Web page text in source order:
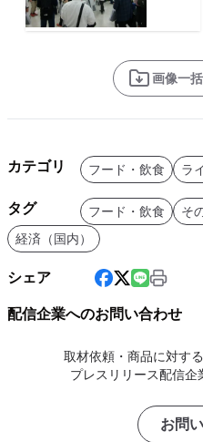
画像一
カテゴリ フード・飲食 ラ
タグ フード・飲食
そ
経済（国内）
シェア
配信企業へのお問い合わせ
取材依頼・商品に対す
プレスリリース配信企
お問